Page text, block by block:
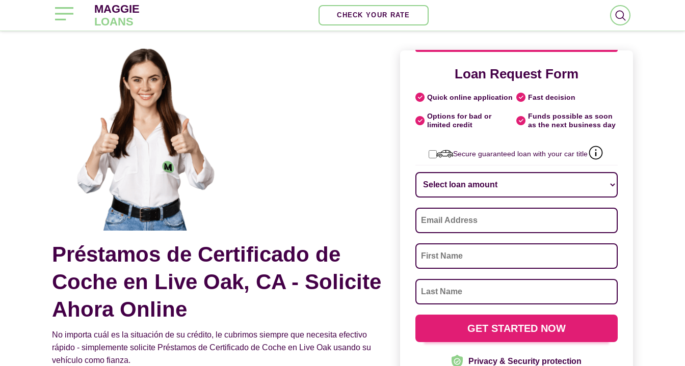
MAGGIE
LOANS
CHECK YOUR RATE
Préstamos de Certificado de
Coche en Live Oak, CA - Solicite
Ahora Online
No importa cuál es la situación de su crédito, le cubrimos siempre que necesita efectivo
rápido - simplemente solicite Préstamos de Certificado de Coche en Live Oak usando su
vehículo como fianza.
Loan Request Form
Quick online application Fast decision
Options for bad or
limited credit
Funds possible as soon
as the next business day
Secure guaranteed loan with your car title
Privacy & Security protection